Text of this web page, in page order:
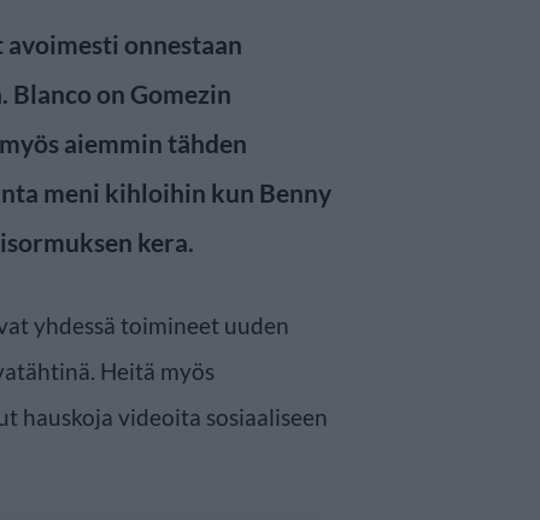
onnestaan
Blanco on Gomezin
aiemmin tähden
meni kihloihin kun Benny
kera.
yhdessä toimineet uuden
Heitä myös
hauskoja videoita sosiaaliseen